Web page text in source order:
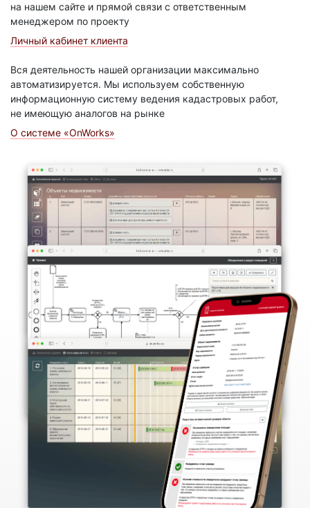
на нашем сайте и прямой связи с ответственным
менеджером по проекту
Личный кабинет клиента
Вся деятельность нашей организации максимально
автоматизируется. Мы используем собственную
информационную систему ведения кадастровых работ,
не имеющую аналогов на рынке
О системе «OnWorks»